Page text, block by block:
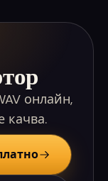
онлайн,
качва.